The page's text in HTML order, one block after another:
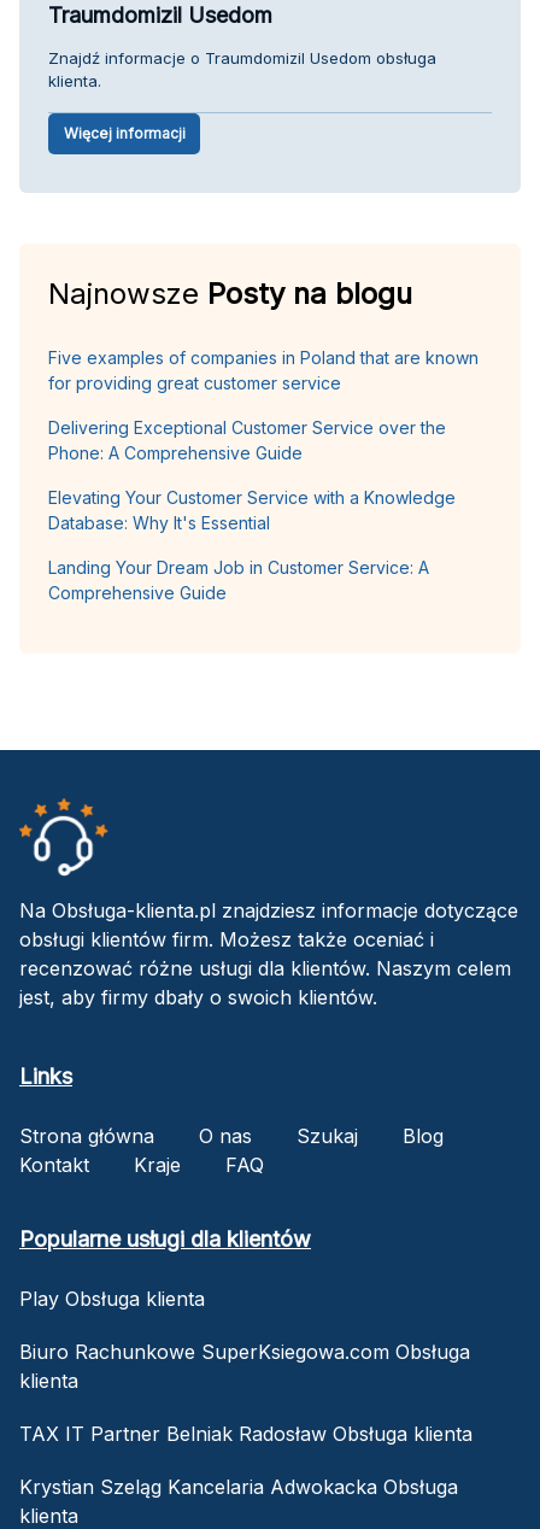
Traumdomizil Usedom
Znajdź informacje o Traumdomizil Usedom obsługa
klienta.
Więcej informacji
Najnowsze Posty na blogu
Five examples of companies in Poland that are known
for providing great customer service
Delivering Exceptional Customer Service over the
Phone: A Comprehensive Guide
Elevating Your Customer Service with a Knowledge
Database: Why It's Essential
Landing Your Dream Job in Customer Service: A
Comprehensive Guide
Na Obsługa-klienta.pl znajdziesz informacje dotyczące
obsługi klientów firm. Możesz także oceniać i
recenzować różne usługi dla klientów. Naszym celem
jest, aby firmy dbały o swoich klientów.
Links
Strona główna O nas Szukaj
Blog
Kontakt
Kraje FAQ
Popularne usługi dla klientów
Play Obsługa klienta
Biuro Rachunkowe SuperKsiegowa.com Obsługa
klienta
TAX IT Partner Belniak Radosław Obsługa klienta
Krystian Szeląg Kancelaria Adwokacka Obsługa
klienta